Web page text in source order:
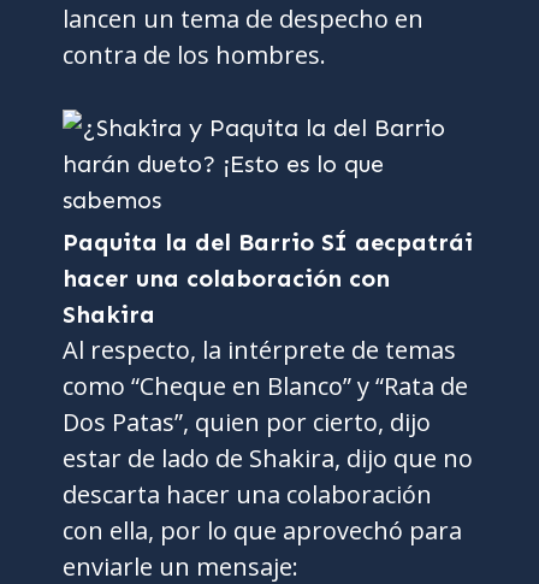
lancen un tema de despecho en
contra de los hombres.
Paquita la del Barrio SÍ aecpatrái
hacer una colaboración con
Shakira
Al respecto, la intérprete de temas
como “Cheque en Blanco” y “Rata de
Dos Patas”, quien por cierto, dijo
estar de lado de Shakira, dijo que no
descarta hacer una colaboración
con ella, por lo que aprovechó para
enviarle un mensaje: